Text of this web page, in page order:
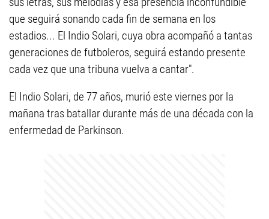
que seguirá sonando cada fin de semana en los
estadios... El Indio Solari, cuya obra acompañó a tantas
generaciones de futboleros, seguirá estando presente
cada vez que una tribuna vuelva a cantar".
El Indio Solari, de 77 años, murió este viernes por la
mañana tras batallar durante más de una década con la
enfermedad de Parkinson.